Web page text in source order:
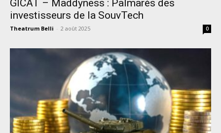
GICAT – Maddyness : Palmarès des
investisseurs de la SouvTech
Theatrum Belli - 2 août 2025 0